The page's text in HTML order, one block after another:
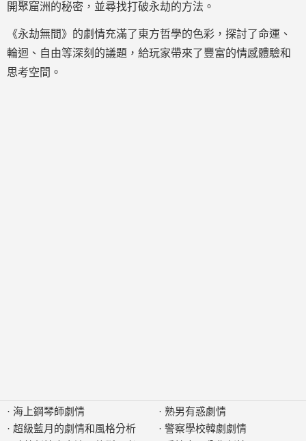
開聚窟洲的秘密，並尋找打破永劫的方法。
《永劫無間》的劇情充滿了東方哲學的色彩，探討了命運、
輪迴、自由等深刻的議題，給玩家帶來了豐富的情感體驗和
思考空間。
· 海上鋼琴師劇情
· 超級藍月的劇情和風格分析
· 熟男有惑劇情
· 警察學校韓劇劇情